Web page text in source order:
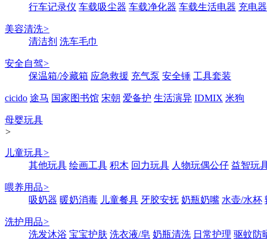
行车记录仪 车载吸尘器 车载净化器 车载生活电器 充电
美容清洗>
清洁剂 洗车毛巾
安全自驾>
保温箱/冷藏箱 应急救援 充气泵 安全锤 工具套装
cicido 途马 国家图书馆 宋朝 爱备护 生活演异 IDMIX 米狗
母婴玩具
>
儿童玩具>
其他玩具 绘画工具 积木 回力玩具 人物玩偶公仔 益智玩
喂养用品>
吸奶器 暖奶消毒 儿童餐具 牙胶安抚 奶瓶奶嘴 水壶/水杯
洗护用品>
洗发沐浴 宝宝护肤 洗衣液/皂 奶瓶清洗 日常护理 驱蚊防